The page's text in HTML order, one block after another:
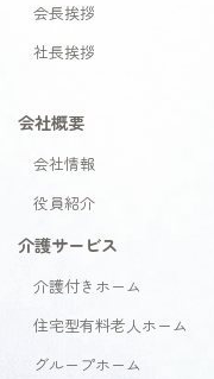
会長挨拶
社長挨拶
会社概要
会社情報
役員紹介
介護サービス
介護付きホーム
住宅型有料老人ホーム
グループホーム